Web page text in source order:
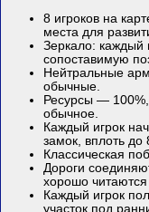
8 игроков на
места для
Зеркало: каждый
сопоставимую
Нейтральные
обычные.
Ресурсы —
обычное.
Каждый игрок
замок, вплоть до
Классическая
Дороги
хорошо читаются
Каждый игрок
участок под